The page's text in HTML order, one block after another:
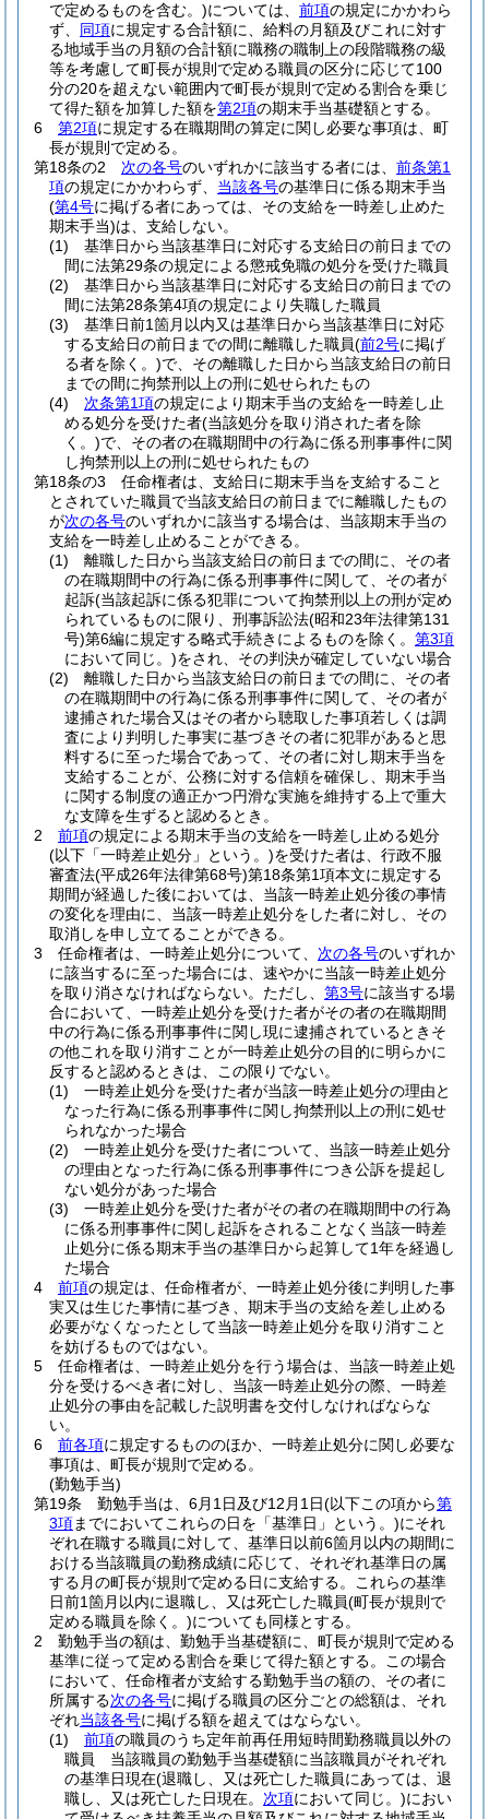
で定めるものを含む。)については、 前項の規定にかかわら
ず、 同項に規定する合計額に、給料の月額及びこれに対す
る地域手当の月額の合計額に職務の職制上の段階職務の級
等を考慮して町長が規則で定める職員の区分に応じて100
分の20を超えない範囲内で町長が規則で定める割合を乗じ
て得た額を加算した額を第2項の期末手当基礎額とする。
6
第2項に規定する在職期間の算定に関し必要な事項は、町
長が規則で定める。
第18条の2
次の各号のいずれかに該当する者には、 前条第1
項の規定にかかわらず、 当該各号の基準日に係る期末手当
(第4号に掲げる者にあっては、その支給を一時差し止めた
期末手当)は、支給しない。
(1)
基準日から当該基準日に対応する支給日の前日までの
間に法第29条の規定による懲戒免職の処分を受けた職員
(2)
基準日から当該基準日に対応する支給日の前日までの
間に法第28条第4項の規定により失職した職員
(3)
基準日前1箇月以内又は基準日から当該基準日に対応
する支給日の前日までの間に離職した職員(前2号に掲げ
る者を除く。)で、その離職した日から当該支給日の前日
までの間に拘禁刑以上の刑に処せられたもの
(4)
次条第1項の規定により期末手当の支給を一時差し止
める処分を受けた者(当該処分を取り消された者を除
く。)で、その者の在職期間中の行為に係る刑事事件に関
し拘禁刑以上の刑に処せられたもの
第18条の3
任命権者は、支給日に期末手当を支給すること
とされていた職員で当該支給日の前日までに離職したもの
が次の各号のいずれかに該当する場合は、当該期末手当の
支給を一時差し止めることができる。
(1)
離職した日から当該支給日の前日までの間に、その者
の在職期間中の行為に係る刑事事件に関して、その者が
起訴(当該起訴に係る犯罪について拘禁刑以上の刑が定め
られているものに限り、刑事訴訟法(昭和23年法律第131
号)第6編に規定する略式手続きによるものを除く。 第3項
において同じ。)をされ、その判決が確定していない場合
(2)
離職した日から当該支給日の前日までの間に、その者
の在職期間中の行為に係る刑事事件に関して、その者が
逮捕された場合又はその者から聴取した事項若しくは調
査により判明した事実に基づきその者に犯罪があると思
料するに至った場合であって、その者に対し期末手当を
支給することが、公務に対する信頼を確保し、期末手当
に関する制度の適正かつ円滑な実施を維持する上で重大
な支障を生ずると認めるとき。
2
前項の規定による期末手当の支給を一時差し止める処分
(以下「一時差止処分」という。)を受けた者は、行政不服
審査法(平成26年法律第68号)第18条第1項本文に規定する
期間が経過した後においては、当該一時差止処分後の事情
の変化を理由に、当該一時差止処分をした者に対し、その
取消しを申し立てることができる。
3
任命権者は、一時差止処分について、 次の各号のいずれか
に該当するに至った場合には、速やかに当該一時差止処分
を取り消さなければならない。 ただし、 第3号に該当する場
合において、一時差止処分を受けた者がその者の在職期間
中の行為に係る刑事事件に関し現に逮捕されているときそ
の他これを取り消すことが一時差止処分の目的に明らかに
反すると認めるときは、この限りでない。
(1)
一時差止処分を受けた者が当該一時差止処分の理由と
なった行為に係る刑事事件に関し拘禁刑以上の刑に処せ
られなかった場合
(2)
一時差止処分を受けた者について、当該一時差止処分
の理由となった行為に係る刑事事件につき公訴を提起し
ない処分があった場合
(3)
一時差止処分を受けた者がその者の在職期間中の行為
に係る刑事事件に関し起訴をされることなく当該一時差
止処分に係る期末手当の基準日から起算して1年を経過し
た場合
4
前項の規定は、任命権者が、一時差止処分後に判明した事
実又は生じた事情に基づき、期末手当の支給を差し止める
必要がなくなったとして当該一時差止処分を取り消すこと
を妨げるものではない。
5
任命権者は、一時差止処分を行う場合は、当該一時差止処
分を受けるべき者に対し、当該一時差止処分の際、一時差
止処分の事由を記載した説明書を交付しなければならな
い。
6
前各項に規定するもののほか、一時差止処分に関し必要な
事項は、町長が規則で定める。
(勤勉手当)
第19条
勤勉手当は、6月1日及び12月1日(以下この項から第
3項までにおいてこれらの日を「基準日」という。)にそれ
ぞれ在職する職員に対して、基準日以前6箇月以内の期間に
おける当該職員の勤務成績に応じて、それぞれ基準日の属
する月の町長が規則で定める日に支給する。
これらの基準
日前1箇月以内に退職し、又は死亡した職員(町長が規則で
定める職員を除く。)についても同様とする。
2
勤勉手当の額は、勤勉手当基礎額に、町長が規則で定める
基準に従って定める割合を乗じて得た額とする。
この場合
において、任命権者が支給する勤勉手当の額の、その者に
所属する次の各号に掲げる職員の区分ごとの総額は、それ
ぞれ当該各号に掲げる額を超えてはならない。
(1)
前項の職員のうち定年前再任用短時間勤務職員以外の
職員 当該職員の勤勉手当基礎額に当該職員がそれぞれ
の基準日現在(退職し、又は死亡した職員にあっては、退
職し、又は死亡した日現在。 次項において同じ。)におい